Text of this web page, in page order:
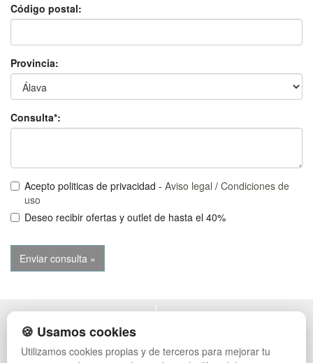
Código postal:
Provincia:
Consulta*:
Acepto politicas de privacidad - Aviso legal / Condiciones de
uso
Deseo recibir ofertas y outlet de hasta el 40%
POLÍTICA DE PRIVACIDAD
CONDICIONES DE USO
CAMBIOS Y DEVOLUCIONES
MUEBLES VINTAGE
🍪 Usamos cookies
Utilizamos cookies propias y de terceros para mejorar tu